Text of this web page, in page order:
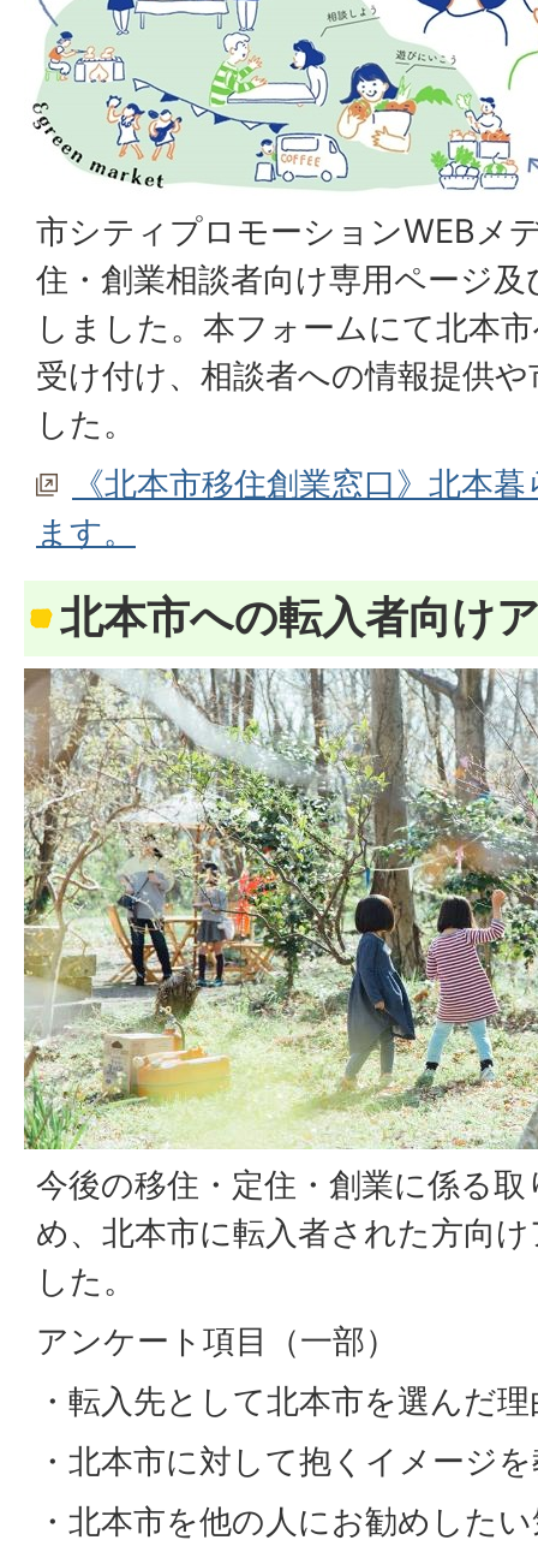
市シティプロモーションWEBメ
住・創業相談者向け専用ページ
しました。本フォームにて北本
受け付け、相談者への情報提供
した。
《北本市移住創業窓口》北本
ます。
北本市への転入者向け
今後の移住・定住・創業に係る
め、北本市に転入者された方向
した。
アンケート項目（一部）
・転入先として北本市を選んだ
・北本市に対して抱くイメージ
・北本市を他の人にお勧めした